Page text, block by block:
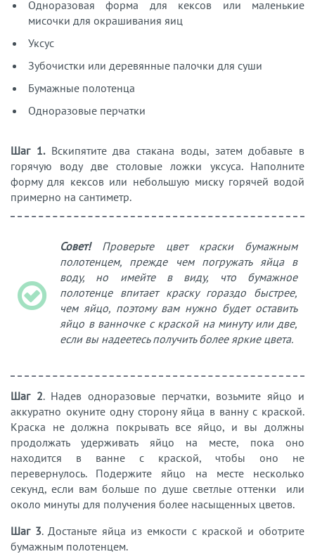
Одноразовая форма для кексов или маленькие
мисочки для окрашивания яиц
Уксус
Зубочистки или деревянные палочки для суши
Бумажные полотенца
Одноразовые перчатки
Шаг 1.Вскипятите два стакана воды, затем добавьте в
горячую воду две столовые ложки уксуса. Наполните
форму для кексов или небольшую миску горячей водой
примерно на сантиметр.
Совет!Проверьте цвет краски бумажным
полотенцем, прежде чем погружать яйца в
воду, но имейте в виду, что бумажное
полотенце впитает краску гораздо быстрее,
чем яйцо, поэтому вам нужно будет оставить
яйцо в ванночке с краской на минуту или две,
если вы надеетесь получить более яркие цвета.
Шаг 2. Надев одноразовые перчатки, возьмите яйцо и
аккуратно окуните одну сторону яйца в ванну с краской.
Краска не должна покрывать все яйцо, и вы должны
продолжать удерживать яйцо на месте, пока оно
находится в ванне с краской, чтобы оно не
перевернулось. Подержите яйцо на месте несколько
секунд, если вам больше по душе светлые оттенки или
около минуты для получения более насыщенных цветов.
Шаг 3. Достаньте яйца из емкости с краской и оботрите
бумажным полотенцем.